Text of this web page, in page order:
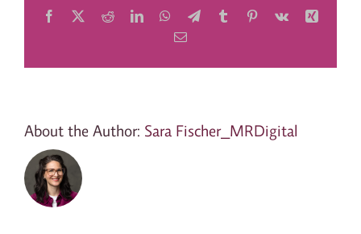
Facebook RedditLinkedInWhatsApp
TelegramTumblr Pinterest
Vk
Xing
Email
About the Author: Sara Fischer_MRDigital